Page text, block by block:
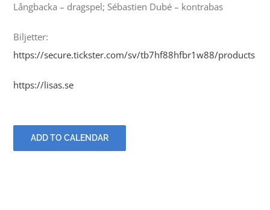
Långbacka – dragspel; Sébastien Dubé – kontrabas
Biljetter:
https://secure.tickster.com/sv/tb7hf88hfbr1w88/products
https://lisas.se
ADD TO CALENDAR